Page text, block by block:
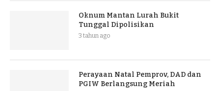
Oknum Mantan Lurah Bukit
Tunggal Dipolisikan
3 tahun ago
Perayaan Natal Pemprov, DAD dan
PGIW Berlangsung Meriah